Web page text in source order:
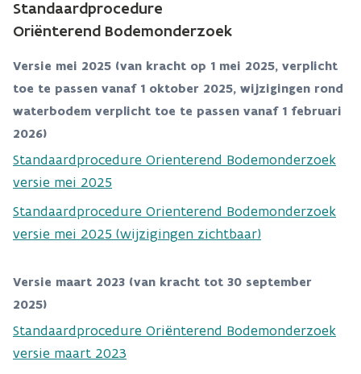
Standaardprocedure
Oriënterend Bodemonderzoek
Versie mei 2025 (van kracht op 1 mei 2025, verplicht
toe te passen vanaf 1 oktober 2025, wijzigingen rond
waterbodem verplicht toe te passen vanaf 1 februari
2026)
Standaardprocedure Orienterend Bodemonderzoek
versie mei 2025
Standaardprocedure Orienterend Bodemonderzoek
versie mei 2025 (wijzigingen zichtbaar)
Versie maart 2023 (van kracht tot 30 september
2025)
Standaardprocedure Oriënterend Bodemonderzoek
versie maart 2023